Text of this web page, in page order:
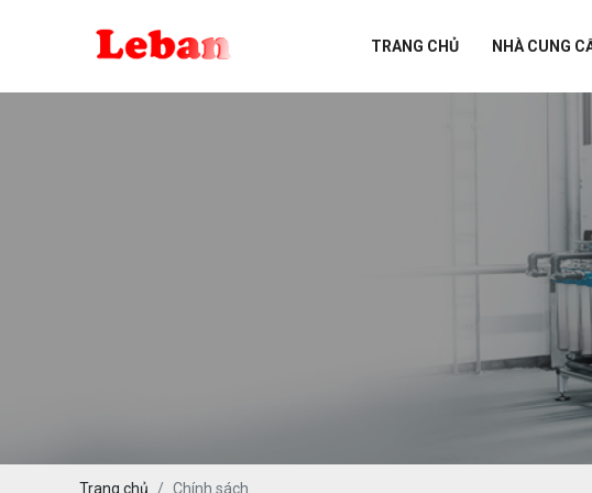
TRANG CHỦ NHÀ CUNG
MR.FLEX RUBBER CONNECTORS
Trang chủ Chính sách